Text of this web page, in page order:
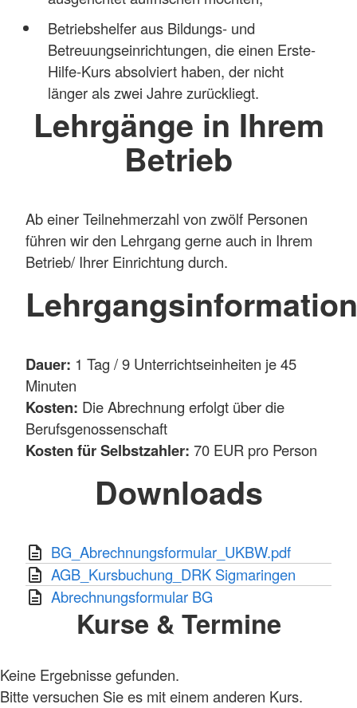
Betriebshelfer aus Bildungs- und
Betreuungseinrichtungen, die einen Erste-
Hilfe-Kurs absolviert haben, der nicht
länger als zwei Jahre zurückliegt.
Lehrgänge in Ihrem
Betrieb
Ab einer Teilnehmerzahl von zwölf Personen
führen wir den Lehrgang gerne auch in Ihrem
Betrieb/ Ihrer Einrichtung durch.
Dauer: 1 Tag / 9 Unterrichtseinheiten je 45
Minuten
Kosten: Die Abrechnung erfolgt über die
Berufsgenossenschaft
Kosten für Selbstzahler: 70 EUR pro Person
Downloads
BG_Abrechnungsformular_UKBW.pdf
AGB_Kursbuchung_DRK Sigmaringen
Abrechnungsformular BG
Kurse & Termine
Keine Ergebnisse gefunden.
Bitte versuchen Sie es mit einem anderen Kurs.